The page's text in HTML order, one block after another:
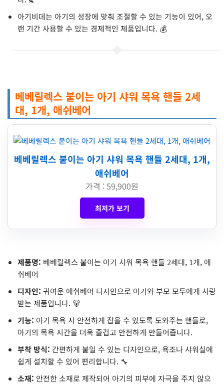
아기비데는 아기의 성장에 맞춰 조절할 수 있는 기능이 있어, 오
랜 기간 사용할 수 있는 경제적인 제품입니다. 💰
베베릴렉스 붙이는 아기 샤워 목욕 핸들 2세
대, 1개, 애쉬베어
베베릴렉스 붙이는 아기 샤워 목욕 핸들 2세대, 1개,
애쉬베어
가격 : 59,900원
최저가 보기
제품명: 베베릴렉스 붙이는 아기 샤워 목욕 핸들 2세대, 1개, 애
쉬베어
디자인: 귀여운 애쉬베어 디자인으로 아기와 부모 모두에게 사랑
받는 제품입니다. 🐻
기능: 아기 목욕 시 안전하게 잡을 수 있도록 도와주는 핸들로,
아기의 목욕 시간을 더욱 즐겁고 안전하게 만들어줍니다.
부착 방식: 간편하게 붙일 수 있는 디자인으로, 욕조나 샤워실에
쉽게 설치할 수 있어 편리합니다. 🔧
소재: 안전한 소재로 제작되어 아기의 피부에 자극을 주지 않으